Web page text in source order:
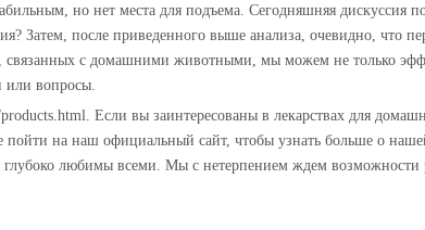
но нет места для подъема. Сегодняшняя
Затем, после приведенного выше анализа, очевидно, что
с домашними животными, мы можем не только
или вопросы.
Если вы заинтересованы в лекарствах для
на наш официальный сайт, чтобы узнать больше о
любимы всеми. Мы с нетерпением ждем возможности